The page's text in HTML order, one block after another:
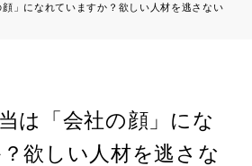
」になれていますか？欲しい人材を逃さない
は「会社の顔」にな
欲しい人材を逃さな